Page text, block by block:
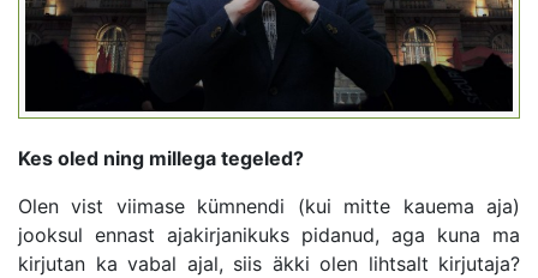
Kes oled ning millega tegeled?
Olen vist viimase kümnendi (kui mitte kauema aja)
jooksul ennast ajakirjanikuks pidanud, aga kuna ma
kirjutan ka vabal ajal, siis äkki olen lihtsalt kirjutaja?